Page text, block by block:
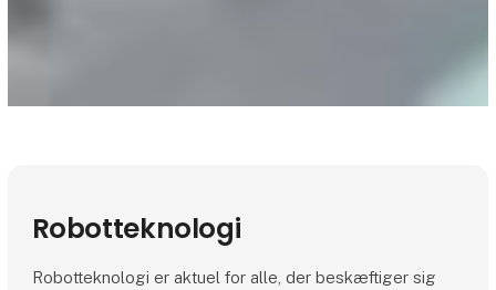
Robotteknologi
Robotteknologi er aktuel for alle, der beskæftiger sig